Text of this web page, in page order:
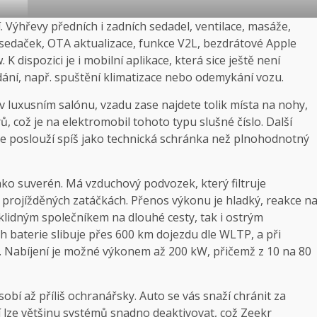
předních i zadních sedadel, ventilace, masáže,
OTA aktualizace, funkce V2L, bezdrátové Apple
dispozici je i mobilní aplikace, která sice ještě není
např. spuštění klimatizace nebo odemykání vozu.
salónu, vzadu zase najdete tolik místa na nohy,
což je na elektromobil tohoto typu slušné číslo. Další
spíš jako technická schránka než plnohodnotný
suverén. Má vzduchový podvozek, který filtruje
zatáčkách. Přenos výkonu je hladký, reakce na
společníkem na dlouhé cesty, tak i ostrým
slibuje přes 600 km dojezdu dle WLTP, a při
je možné výkonem až 200 kW, přičemž z 10 na 80
až příliš ochranářsky. Auto se vás snaží chránit za
většinu systémů snadno deaktivovat, což Zeekr